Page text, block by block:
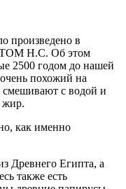
произведено в
Н.С. Об этом
2500 годом до нашей
похожий на
смешивают с водой и
жир.
как именно
Древнего Египта, а
также есть